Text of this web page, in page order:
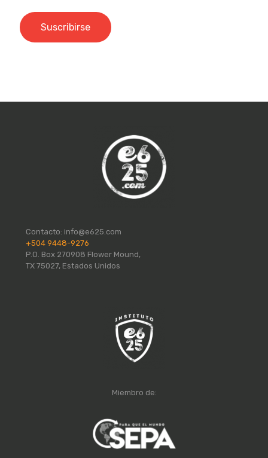
Contacto: info@e625.com
+504 9448-9276
P.O. Box 270908 Flower Mound,
TX 75027, Estados Unidos
Miembro de: